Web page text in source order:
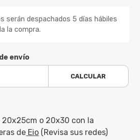
serán despachados 5 días hábiles
la compra.
envío
CALCULAR
20x25cm o 20x30 con la
de Eio (Revisa sus redes)